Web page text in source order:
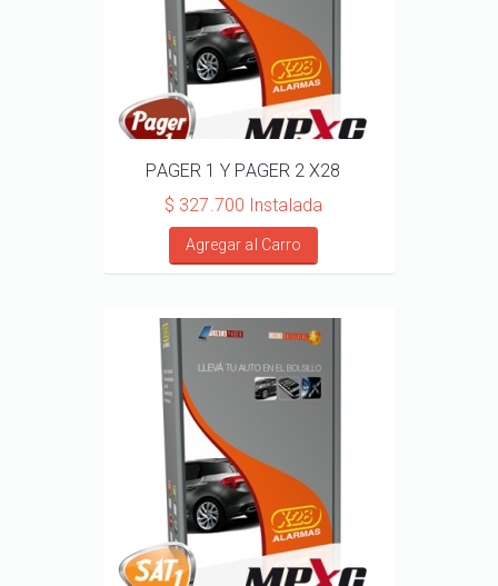
PAGER 1 Y PAGER 2 X28
$ 327.700 Instalada
Agregar al Carro